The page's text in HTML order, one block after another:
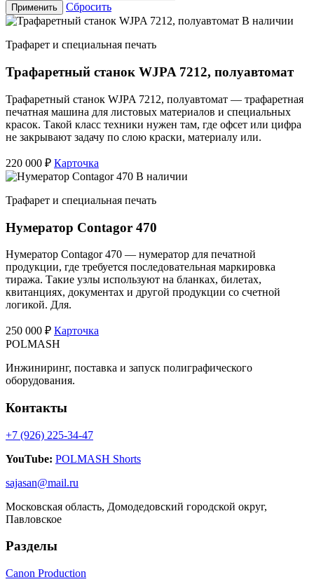
Применить
Сбросить
В наличии
Трафарет и специальная печать
Трафаретный станок WJPA 7212, полуавтомат
Трафаретный станок WJPA 7212, полуавтомат — трафаретная
печатная машина для листовых материалов и специальных
красок. Такой класс техники нужен там, где офсет или цифра
не закрывают задачу по слою краски, материалу или.
220 000 ₽ Карточка
В наличии
Трафарет и специальная печать
Нумератор Contagor 470
Нумератор Contagor 470 — нумератор для печатной
продукции, где требуется последовательная маркировка
тиража. Такие узлы используют на бланках, билетах,
квитанциях, документах и другой продукции со счетной
логикой. Для.
250 000 ₽ Карточка
POLMASH
Инжиниринг, поставка и запуск полиграфического
оборудования.
Контакты
+7 (926) 225-34-47
YouTube: POLMASH Shorts
sajasan@mail.ru
Московская область, Домодедовский городской округ,
Павловское
Разделы
Canon Production